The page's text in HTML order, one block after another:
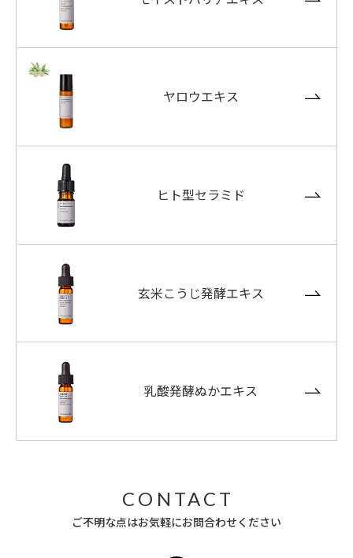
ヤロウエキス
ヒト型セラミド
玄米こうじ発酵エキス
乳酸発酵ぬかエキス
CONTACT
ご不明な点はお気軽にお問合わせください